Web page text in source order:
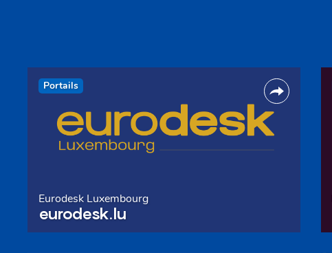
Portails
Eurodesk Luxembourg
eurodesk.lu